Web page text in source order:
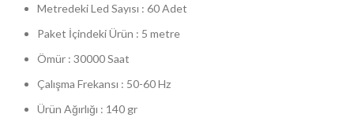
Metredeki Led Sayısı : 60 Adet
Paket İçindeki Ürün : 5 metre
Ömür : 30000 Saat
Çalışma Frekansı : 50-60 Hz
Ürün Ağırlığı : 140 gr